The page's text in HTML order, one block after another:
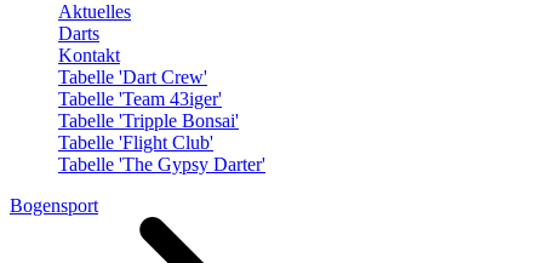
Aktuelles
Darts
Kontakt
Tabelle 'Dart Crew'
Tabelle 'Team 43iger'
Tabelle 'Tripple Bonsai'
Tabelle 'Flight Club'
Tabelle 'The Gypsy Darter'
Bogensport